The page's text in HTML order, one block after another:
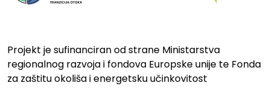
Projekt je sufinanciran od strane Ministarstva
regionalnog razvoja i fondova Europske unije te Fonda
za zaštitu okoliša i energetsku učinkovitost